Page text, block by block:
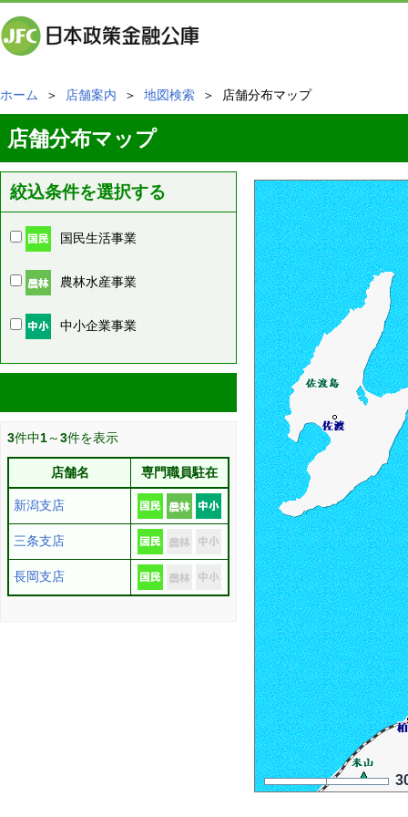
ホーム ＞ 店舗案内 ＞ 地図検索 ＞ 店舗分布マップ
店舗分布マップ
絞込条件を選択する
国民生活事業
農林水産事業
中小企業事業
3件中1～3件を表示
店舗名 専門職員駐在
新潟支店
三条支店
長岡支店